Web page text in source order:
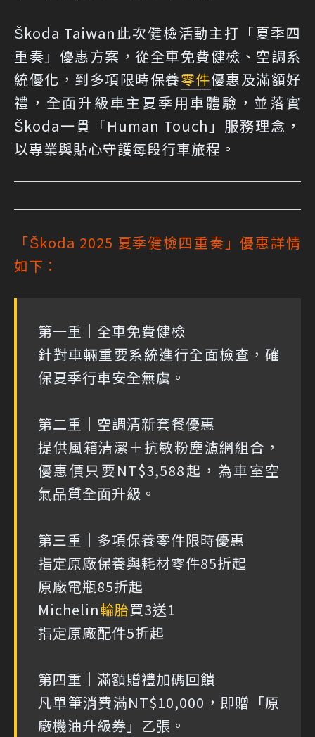
Škoda Taiwan此次健檢活動主打「夏季四
重奏」優惠方案，從全車免費健檢、空調系
統優化，到多項限時保養零件優惠及滿額好
禮，全面升級車主夏季用車體驗，並落實
Škoda一貫「Human Touch」服務理念，
以專業與貼心守護每段行車旅程。
「Škoda 2025 夏季健檢四重奏」優惠詳情
如下：
第一重｜全車免費健檢
針對車輛重要系統進行全面檢查，確
保夏季行車安全無虞。
第二重｜空調清新套餐優惠
提供風箱清潔＋抗敏粉塵濾網組合，
優惠價只要NT$3,588起，為車室空
氣品質全面升級。
第三重｜多項保養零件限時優惠
指定原廠保養與耗材零件85折起
原廠電瓶85折起
Michelin輪胎買3送1
指定原廠配件5折起
第四重｜滿額贈禮加碼回饋
凡單筆消費滿NT$10,000，即贈「原
廠機油升級券」乙張。